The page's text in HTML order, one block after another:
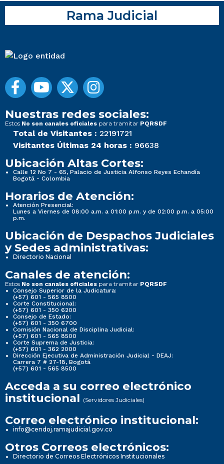
Rama Judicial
Nuestras redes sociales:
Estos No son canales oficiales para tramitar PQRSDF
Total de Visitantes : 22191721
Visitantes Últimas 24 horas : 96638
Ubicación Altas Cortes:
Calle 12 No 7 - 65, Palacio de Justicia Alfonso Reyes Echandía
Bogotá - Colombia
Horarios de Atención:
Atención Presencial:
Lunes a Viernes de 08:00 a.m. a 01:00 p.m. y de 02:00 p.m. a 05:00
p.m.
Ubicación de Despachos Judiciales
y Sedes administrativas:
Directorio Nacional
Canales de atención:
Estos No son canales oficiales para tramitar PQRSDF
Consejo Superior de la Judicatura:
(+57) 601 - 565 8500
Corte Constitucional:
(+57) 601 - 350 6200
Consejo de Estado:
(+57) 601 - 350 6700
Comisión Nacional de Disciplina Judicial:
(+57) 601 - 565 8500
Corte Suprema de Justicia:
(+57) 601 - 362 2000
Dirección Ejecutiva de Administración Judicial - DEAJ:
Carrera 7 # 27-18, Bogotá
(+57) 601 - 565 8500
Acceda a su correo electrónico
institucional (Servidores Judiciales)
Correo electrónico institucional:
info@cendoj.ramajudicial.gov.co
Otros Correos electrónicos:
Directorio de Correos Electrónicos Institucionales